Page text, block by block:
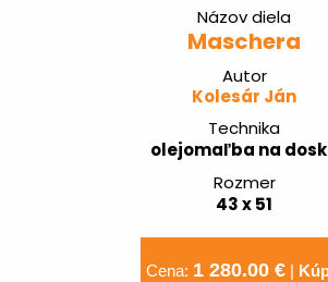
Názov diela
Maschera
Autor
Kolesár Ján
Technika
olejomaľba na
Rozmer
43 x 51
Cena: 1 280.00 € |